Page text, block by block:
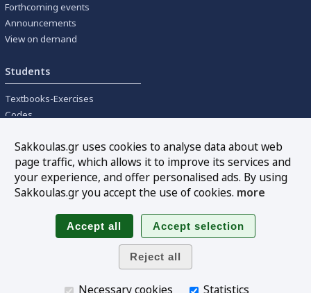
Forthcoming events
Announcements
View on demand
Students
Textbooks-Exercises
Codes
Tools
Online interest calculation
Follow us
Sakkoulas.gr uses cookies to analyse data about web
page traffic, which allows it to improve its services and
your experience, and offer personalised ads. By using
Sakkoulas.gr you accept the use of cookies. more
Necessary cookies Statistics